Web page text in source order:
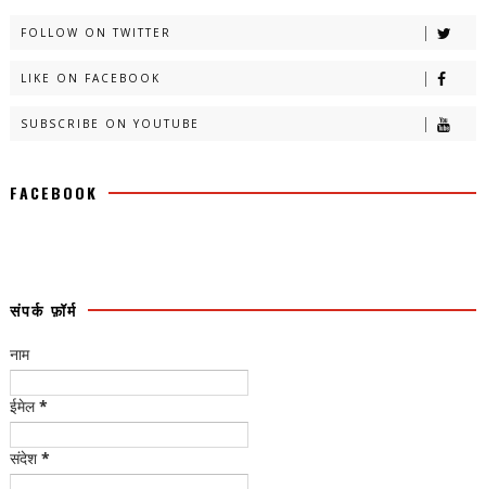
FOLLOW ON TWITTER
LIKE ON FACEBOOK
SUBSCRIBE ON YOUTUBE
FACEBOOK
संपर्क फ़ॉर्म
नाम
ईमेल*
संदेश *